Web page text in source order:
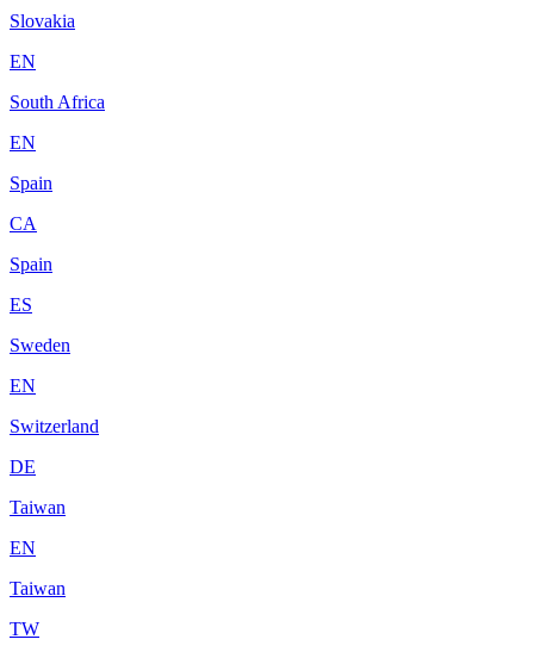
Slovakia
EN
South Africa
EN
Spain
CA
Spain
ES
Sweden
EN
Switzerland
DE
Taiwan
EN
Taiwan
TW